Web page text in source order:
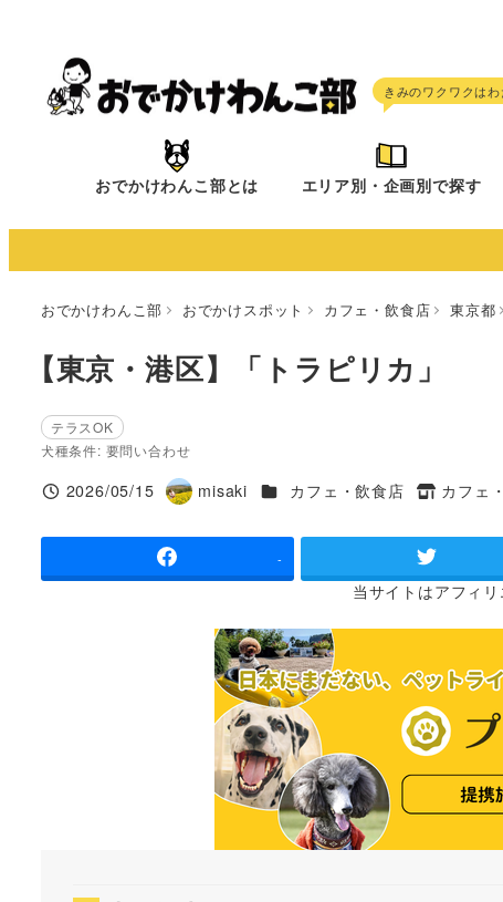
へ
おでかけわんこ部とは エリア別・企画別で探す
おでかけわんこ部 おでかけスポット カフェ・飲食店 東京都
【東京・港区】「トラピリカ」
テラスOK
犬種条件: 要問い合わせ
投稿日
2026/05/15
著
misaki 施設ジャンル
カフェ・飲食店
タグ
カフェ
-
当サイトはアフィ